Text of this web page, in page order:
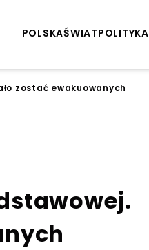
POLSKAŚWIATPOLITYKA
zostać ewakuowanych